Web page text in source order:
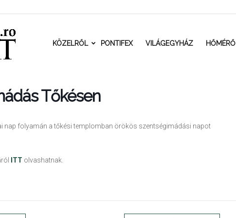
RomKat.roKÖZELRŐL PONTIFEX VILÁGEGYHÁZ HŐMÉRŐ
Tőkésen
nap folyamán a tőkési templomban örökös szentségimádási napot
ITT olvashatnak.